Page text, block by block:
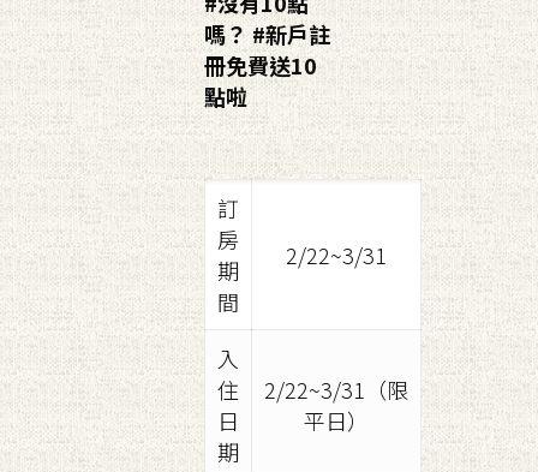
嗎？ #新戶註
冊免費送10
點啦
訂
房
期
間
2/22~3/31
入
住
日
期
2/22~3/31（限
平日）